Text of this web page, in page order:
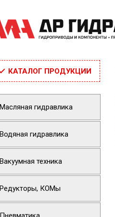
КАТАЛОГ ПРОДУКЦИИ
Масляная гидравлика
Водяная гидравлика
Вакуумная техника
Редукторы, КОМы